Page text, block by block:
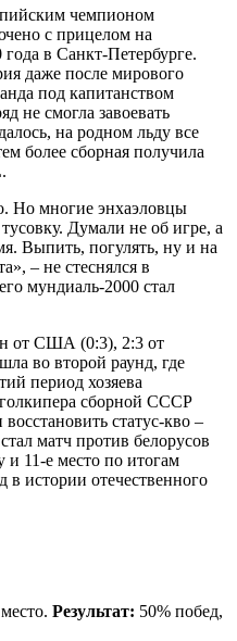
чемпионом
с прицелом на
в Санкт-Петербурге.
даже после мирового
под капитанством
не смогла завоевать
на родном льду все
более сборная получила
Но многие энхаэловцы
Думали не об игре, а
Выпить, погулять, ну и на
– не стеснялся в
мундиаль-2000 стал
от США (0:3), 2:3 от
во второй раунд, где
период хозяева
сборной СССР
статус-кво –
матч против белорусов
и 11-е место по итогам
в истории оте­чественного
Результат: 50% побед,